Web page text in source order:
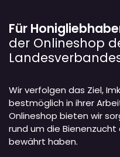
Für
der Onlineshop
Wir verfolgen das Ziel,
bestmöglich in ihrer
Onlineshop bieten wir
rund um die Bienenzucht
bewährt haben.